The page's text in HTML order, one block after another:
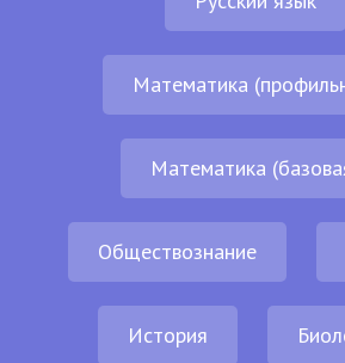
Математика
Математика
Обществознание
История